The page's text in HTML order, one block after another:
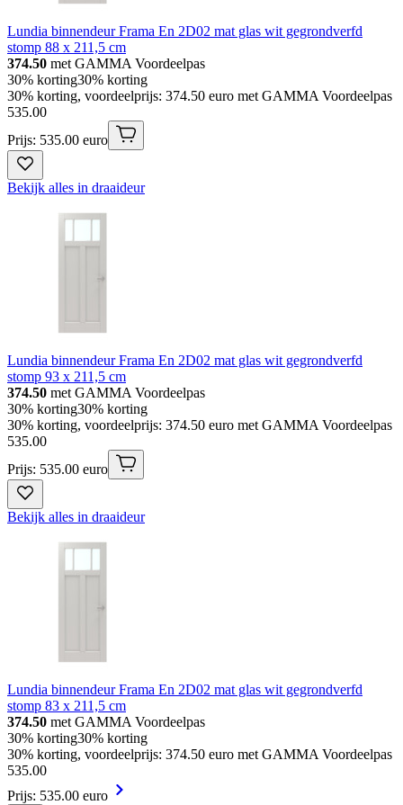
Lundia binnendeur Frama En 2D02 mat glas wit gegrondverfd
stomp 88 x 211,5 cm
374.50 met GAMMA Voordeelpas
30% korting30% korting
30% korting, voordeelprijs: 374.50 euro met GAMMA Voordeelpas
535.00
Prijs: 535.00 euro
Bekijk alles in draaideur
Lundia binnendeur Frama En 2D02 mat glas wit gegrondverfd
stomp 93 x 211,5 cm
374.50 met GAMMA Voordeelpas
30% korting30% korting
30% korting, voordeelprijs: 374.50 euro met GAMMA Voordeelpas
535.00
Prijs: 535.00 euro
Bekijk alles in draaideur
Lundia binnendeur Frama En 2D02 mat glas wit gegrondverfd
stomp 83 x 211,5 cm
374.50 met GAMMA Voordeelpas
30% korting30% korting
30% korting, voordeelprijs: 374.50 euro met GAMMA Voordeelpas
535.00
Prijs: 535.00 euro